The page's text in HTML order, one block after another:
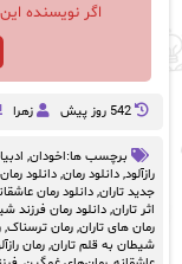
اگر نویسنده
542 روز پيش زهرا
برچسب ها:اخودان,
رازآلود, دانلود رمان, دانلود
جدید تاران, دانلود رمان
اثر تاران, دانلود رمان فرزند
رمان های تاران, رمان ترسناک,
شیطان به قلم تاران, رمان